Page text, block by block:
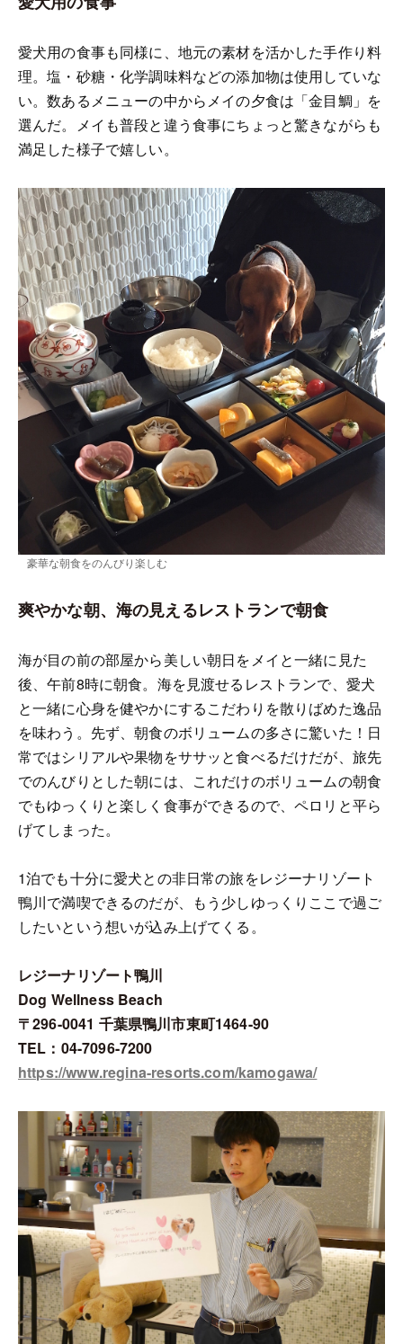
愛犬用の食事も同様に、地元の素材を活かした手作り料
理。塩・砂糖・化学調味料などの添加物は使用していな
い。数あるメニューの中からメイの夕食は「金目鯛」を
選んだ。メイも普段と違う食事にちょっと驚きながらも
満足した様子で嬉しい。
豪華な朝食をのんびり楽しむ
爽やかな朝、海の見えるレストランで朝食
海が目の前の部屋から美しい朝日をメイと一緒に見た
後、午前8時に朝食。海を見渡せるレストランで、愛犬
と一緒に心身を健やかにするこだわりを散りばめた逸品
を味わう。先ず、朝食のボリュームの多さに驚いた！日
常ではシリアルや果物をササッと食べるだけだが、旅先
でのんびりとした朝には、これだけのボリュームの朝食
でもゆっくりと楽しく食事ができるので、ペロリと平ら
げてしまった。
1泊でも十分に愛犬との非日常の旅をレジーナリゾート
鴨川で満喫できるのだが、もう少しゆっくりここで過ご
したいという想いが込み上げてくる。
レジーナリゾート鴨川
Dog Wellness Beach
〒296-0041 千葉県鴨川市東町1464-90
TEL：04-7096-7200
https://www.regina-resorts.com/kamogawa/